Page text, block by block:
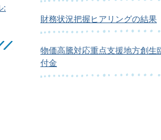
:
財務状況把握ヒアリングの結果
物価高騰対応重点支援地方創生
付金